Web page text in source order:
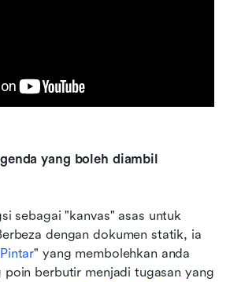
yang boleh diambil
sebagai "kanvas" asas untuk
dengan dokumen statik, ia
" yang membolehkan anda
poin berbutir menjadi tugasan yang